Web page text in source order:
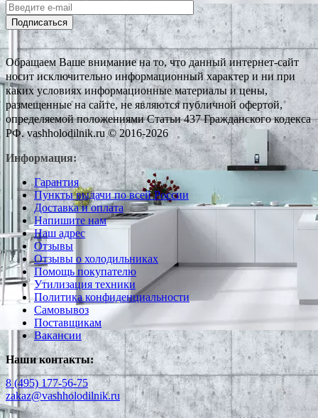
Подписаться
Обращаем Ваше внимание на то, что данный интернет-сайт
носит исключительно информационный характер и ни при
каких условиях информационные материалы и цены,
размещенные на сайте, не являются публичной офертой,
определяемой положениями Статьи 437 Гражданского кодекса
РФ. vashholodilnik.ru © 2016-2026
Информация:
Гарантия
Пункты выдачи по всей России
Доставка и оплата
Напишите нам
Наш адрес
Отзывы
Отзывы о холодильниках
Помощь покупателю
Утилизация техники
Политика конфиденциальности
Самовывоз
Поставщикам
Вакансии
Наши контакты:
8 (495) 177-56-75
zakaz@vashholodilnik.ru